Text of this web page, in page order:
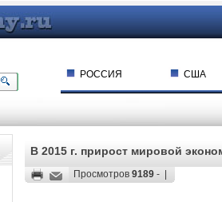
РОССИЯ США
В 2015 г. прирост мировой
Просмотров 9189 - |